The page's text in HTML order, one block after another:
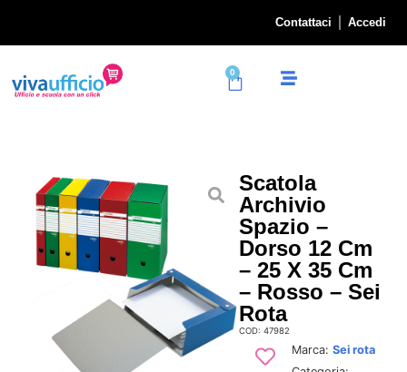
Contattaci Accedi
0
Scatola
Archivio
Spazio –
Dorso 12 Cm
– 25 X 35 Cm
– Rosso – Sei
Rota
COD: 47982
Marca: Sei rota